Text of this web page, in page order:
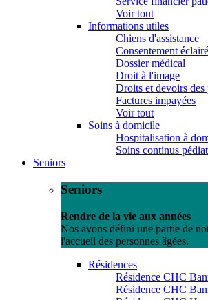
Voir tout
Informations utiles
Chiens d'assistance
Consentement éclairé
Dossier médical
Droit à l'image
Droits et devoirs des
Factures impayées
Voir tout
Soins à domicile
Hospitalisation à
Soins continus
Seniors
Seniors
Rendre de la vie aux années
Nos avons défini une partie de
l'accueil des personnes âgées.
Résidences
Résidence CHC
Résidence CHC